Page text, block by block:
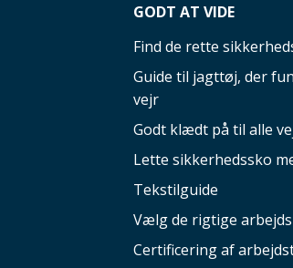
GODT AT VIDE
Find de rette
Guide til jagttøj, der
vejr
Godt klædt på til alle
Lette sikkerhedssko
Tekstilguide
Vælg de rigtige
Certificering af